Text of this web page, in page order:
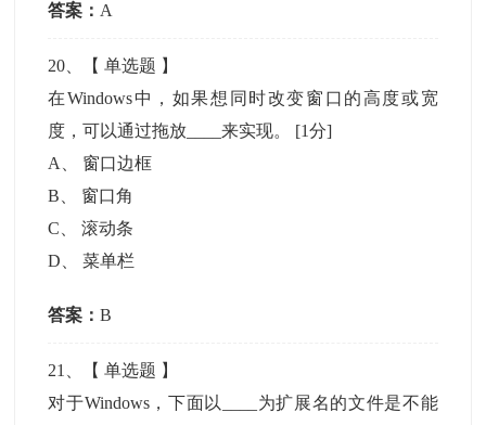
答案： A
20 、【单选题 】
在Windows中，如果想同时改变窗口的高度或宽
度，可以通过拖放____来实现。 [1分]
A
窗口边框
B
窗口角
C 、滚动条
D 、菜单栏
答案：B
21 、【单选题 】
对于Windows，下面以____为扩展名的文件是不能